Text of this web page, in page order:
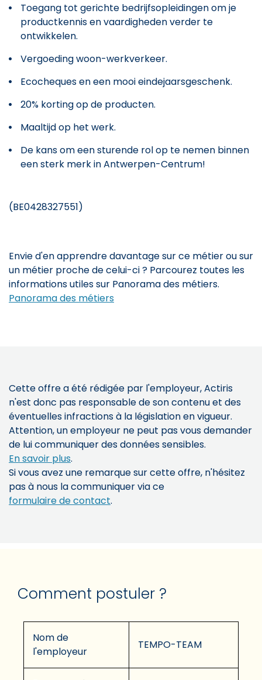
Toegang tot gerichte bedrijfsopleidingen om je
productkennis en vaardigheden verder te
ontwikkelen.
Vergoeding woon-werkverkeer.
Ecocheques en een mooi eindejaarsgeschenk.
20% korting op de producten.
Maaltijd op het werk.
De kans om een sturende rol op te nemen binnen
een sterk merk in Antwerpen-Centrum!
(BE0428327551)
Envie d'en apprendre davantage sur ce métier ou sur
un métier proche de celui-ci ? Parcourez toutes les
informations utiles sur Panorama des métiers.
Panorama des métiers
Cette offre a été rédigée par l'employeur, Actiris
n'est donc pas responsable de son contenu et des
éventuelles infractions à la législation en vigueur.
Attention, un employeur ne peut pas vous demander
de lui communiquer des données sensibles.
En savoir plus.
Si vous avez une remarque sur cette offre, n'hésitez
pas à nous la communiquer via ce
formulaire de contact.
Comment postuler ?
Nom de
l'employeur
TEMPO-TEAM